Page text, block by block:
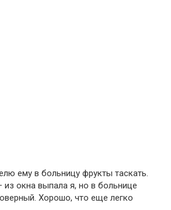
ему в больницу фрукты таскать.
из окна выпала я, но в больнице
Хорошо, что еще легко